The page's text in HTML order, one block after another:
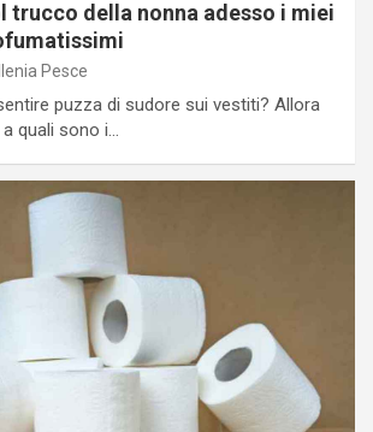
trucco della nonna adesso i miei
Ilenia Pesce
puzza di sudore sui vestiti? Allora
a quali sono i…